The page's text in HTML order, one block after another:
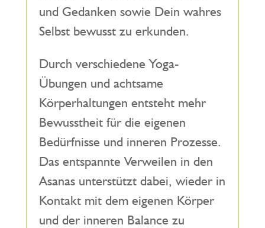
und Gedanken sowie Dein wahres
Selbst bewusst zu erkunden.
Durch verschiedene Yoga-
Übungen und achtsame
Körperhaltungen entsteht mehr
Bewusstheit für die eigenen
Bedürfnisse und inneren Prozesse.
Das entspannte Verweilen in den
Asanas unterstützt dabei, wieder in
Kontakt mit dem eigenen Körper
und der inneren Balance zu